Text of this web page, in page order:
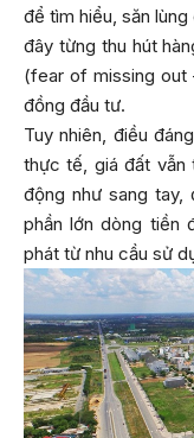
để tìm hiểu, săn
đây từng thu hút
(fear of missing out
đồng đầu tư.
Tuy nhiên, điều
thực tế, giá đất vẫn
động như sang
phần lớn dòng tiền
phát từ nhu cầu sử